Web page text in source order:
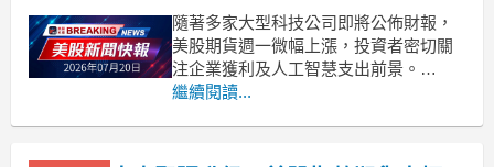
隨著多家大型科技公司即將公佈財報，
美股期貨週一微幅上漲，投資者密切關
注企業獲利及人工智慧支出前景。
.badgeprice-container {
gap: 1rem !important;
繼續閱讀...